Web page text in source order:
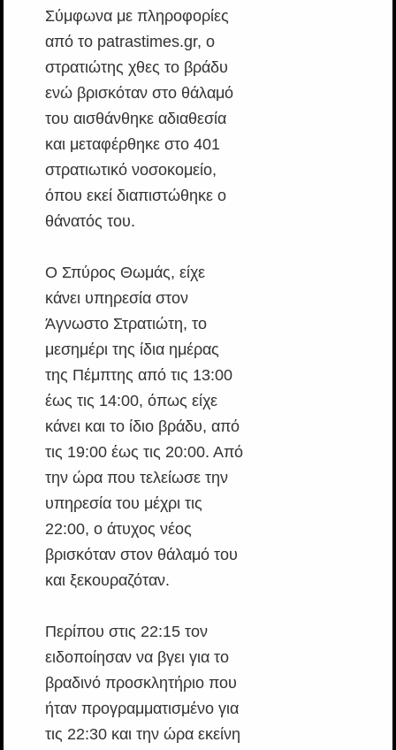
Σύμφωνα με πληροφορίες
από το patrastimes.gr, ο
στρατιώτης χθες το βράδυ
ενώ βρισκόταν στο θάλαμό
του αισθάνθηκε αδιαθεσία
και μεταφέρθηκε στο 401
στρατιωτικό νοσοκομείο,
όπου εκεί διαπιστώθηκε ο
θάνατός του.
Ο Σπύρος Θωμάς, είχε
κάνει υπηρεσία στον
Άγνωστο Στρατιώτη, το
μεσημέρι της ίδια ημέρας
της Πέμπτης από τις 13:00
έως τις 14:00, όπως είχε
κάνει και το ίδιο βράδυ, από
τις 19:00 έως τις 20:00. Από
την ώρα που τελείωσε την
υπηρεσία του μέχρι τις
22:00, ο άτυχος νέος
βρισκόταν στον θάλαμό του
και ξεκουραζόταν.
Περίπου στις 22:15 τον
ειδοποίησαν να βγει για το
βραδινό προσκλητήριο που
ήταν προγραμματισμένο για
τις 22:30 και την ώρα εκείνη